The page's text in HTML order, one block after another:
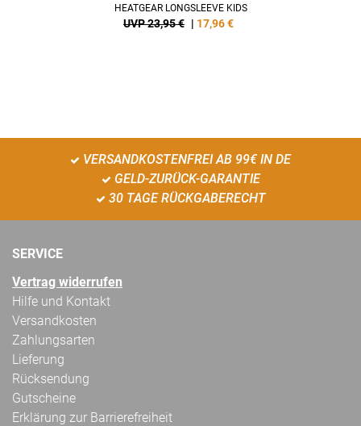
HEATGEAR LONGSLEEVE KIDS
UVP 23,95 € | 17,96€
VERSANDKOSTENFREI AB 99€ IN DE
GELD-ZURÜCK-GARANTIE
30 TAGE RÜCKGABERECHT
SERVICE
Vertrag widerrufen
Hilfe und Kontakt
Versandkosten
Zahlungsarten
Lieferung
Rücksendung
Gutscheine
Erklärung zur Barrierefreiheit